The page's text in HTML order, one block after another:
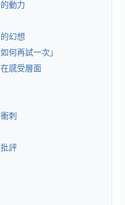
動力
幻想
何再試一次」
感受層面
刺
評